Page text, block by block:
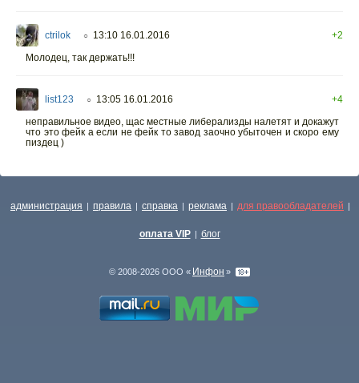
ctrilok ○ 13:10 16.01.2016
+2
Молодец, так держать!!!
list123 ○ 13:05 16.01.2016
+4
неправильное видео, щас местные либерализды налетят и докажут
что это фейк а если не фейк то завод заочно убыточен и скоро ему
пиздец )
администрация | правила | справка | реклама | для правообладателей |
оплата VIP | блог
© 2008-2026 ООО « Инфон »